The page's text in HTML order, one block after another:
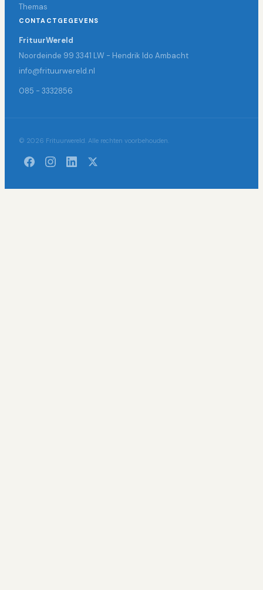
Themas
CONTACTGEGEVENS
FrituurWereld
Noordeinde 99 3341 LW - Hendrik Ido Ambacht
info@frituurwereld.nl
085 - 3332856
© 2026 Frituurwereld. Alle rechten voorbehouden.